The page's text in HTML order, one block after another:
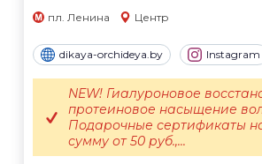
пл. Ленина Центр
dikaya-orchideya.by Instagram
NEW! Гиалуроновое
протеиновое насыщение
Подарочные сертификаты
сумму от 50 руб.,...